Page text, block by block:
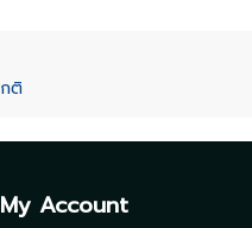
My Account